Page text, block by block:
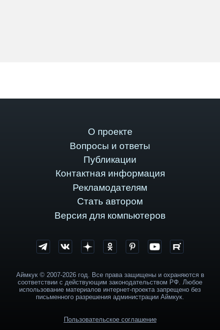
О проекте
Вопросы и ответы
Публикации
Контактная информация
Рекламодателям
Стать автором
Версия для компьютеров
Аймкук © 2007-2026 год. Все права защищены и охраняются в
соответствии с действующим законодательством РФ. Любое
использование материалов интернет-проекта запрещено без
письменного разрешения администрации Аймкук.
Пользовательское соглашение